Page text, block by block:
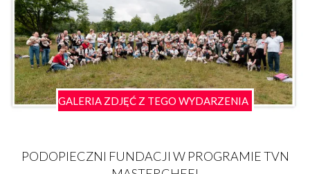
GALERIA ZDJĘĆ Z TEGO WYDARZENIA
PODOPIECZNI FUNDACJI W PROGRAMIE TVN